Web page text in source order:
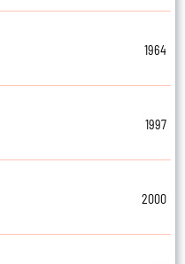
1964
1997
2000